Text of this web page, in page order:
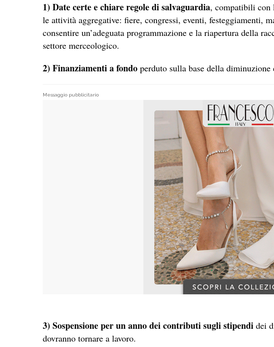
1) Date certe e chiare regole di salvaguardia, compatibili con
le attività aggregative: fiere, congressi, eventi, festeggiamenti,
consentire un’adeguata programmazione e la riapertura della
settore merceologico.
2) Finanziamenti a fondo perduto sulla base della
Messaggio pubblicitario
3) Sospensione per un anno dei contributi sugli stipendi dei
dovranno tornare a lavoro.